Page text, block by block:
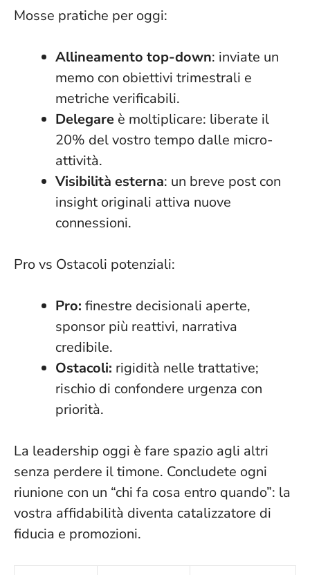
Mosse pratiche per oggi:
Allineamento top-down: inviate un
memo con obiettivi trimestrali e
metriche verificabili.
Delegare è moltiplicare: liberate il
20% del vostro tempo dalle micro-
attività.
Visibilità esterna: un breve post con
insight originali attiva nuove
connessioni.
Pro vs Ostacoli potenziali:
Pro: finestre decisionali aperte,
sponsor più reattivi, narrativa
credibile.
Ostacoli: rigidità nelle trattative;
rischio di confondere urgenza con
priorità.
La leadership oggi è fare spazio agli altri
senza perdere il timone. Concludete ogni
riunione con un “chi fa cosa entro quando”: la
vostra affidabilità diventa catalizzatore di
fiducia e promozioni.